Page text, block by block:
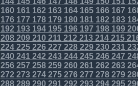
160161162 163164165166167
176177 178179180181182 183
192 193194195196197 198199
208209210211212 213214215
224225226227 228229230231
240241242 243244245246247
256257 258259260261262 263
272 273274275276277 278279
288289290291292 293294295